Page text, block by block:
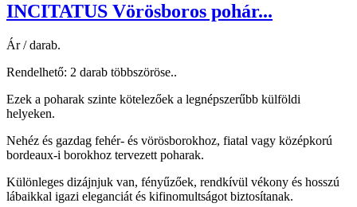
INCITATUS Vörösboros pohár...
Ár / darab.
Rendelhető: 2 darab többszöröse..
Ezek a poharak szinte kötelezőek a legnépszerűbb külföldi
helyeken.
Nehéz és gazdag fehér- és vörösborokhoz, fiatal vagy középkorú
bordeaux-i borokhoz tervezett poharak.
Különleges dizájnjuk van, fényűzőek, rendkívül vékony és hosszú
lábaikkal igazi eleganciát és kifinomultságot biztosítanak.